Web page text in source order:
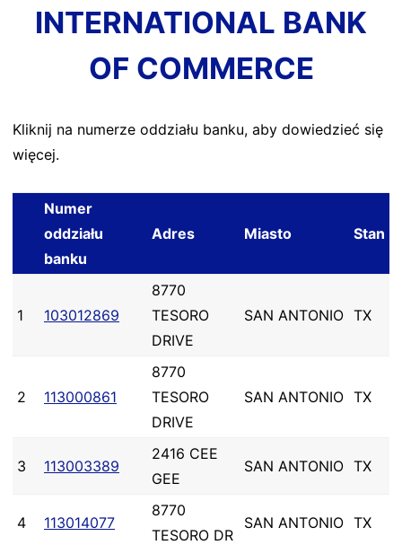
INTERNATIONAL BANK
OF COMMERCE
Kliknij na numerze oddziału banku, aby dowiedzieć się
więcej.
Numer
oddziału
banku
Adres Miasto Stan
1 103012869
8770
TESORO
DRIVE
SAN ANTONIO TX
2 113000861
8770
TESORO
DRIVE
SAN ANTONIO TX
3 113003389
2416 CEE
GEE
SAN ANTONIO TX
4 113014077
8770
TESORO DR
SAN ANTONIO TX